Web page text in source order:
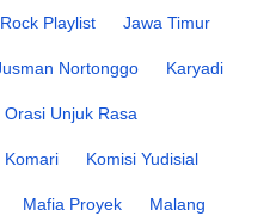
Playlist Jawa Timur
Nortonggo Karyadi
Orasi Unjuk Rasa
Komari Komisi Yudisial
Mafia Proyek Malang